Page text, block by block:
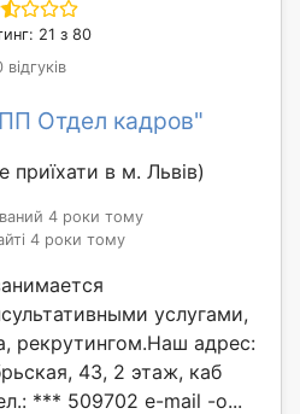
21 з 80
відгуків
Отдел кадров"
приїхати в м. Львів)
4 роки тому
4 роки тому
услугами,
рекрутингом.Наш адрес:
43, 2 этаж, каб
*** 509702 e-mail -o...